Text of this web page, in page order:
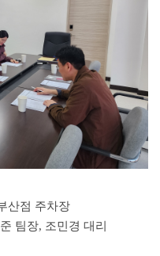
산점 주차장
팀장, 조민경 대리